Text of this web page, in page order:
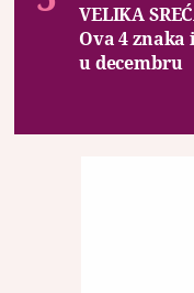
VELIKA
Ova 4
u decembru